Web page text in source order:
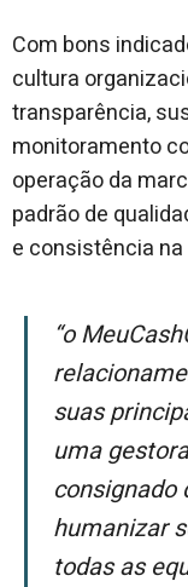
Com bons
cultura
transparência,
monitoramento
operação da
padrão de
e consistência
“O MeuCashCard coloca a excelência no
suas
uma
consignado
humanizar
todas as